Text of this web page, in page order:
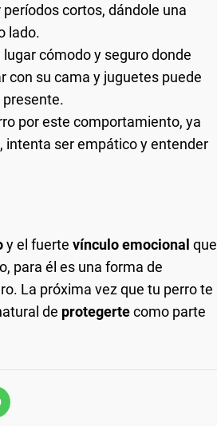
cortos, dándole una
lado.
cómodo y seguro donde
con su cama y juguetes puede
presente.
por este comportamiento, ya
intenta ser empático y entender
y el fuerte vínculo emocional que
para él es una forma de
La próxima vez que tu perro te
de protegertecomo parte